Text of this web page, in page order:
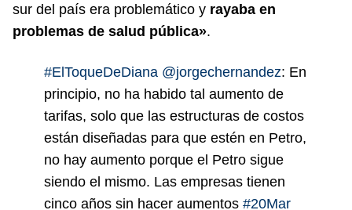
sur del país era problemático y rayaba en
problemas de salud pública».
#ElToqueDeDiana @jorgechernandez: En
principio, no ha habido tal aumento de
tarifas, solo que las estructuras de costos
están diseñadas para que estén en Petro,
no hay aumento porque el Petro sigue
siendo el mismo. Las empresas tienen
cinco años sin hacer aumentos #20Mar